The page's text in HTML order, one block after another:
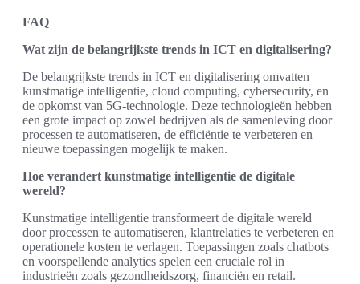
FAQ
Wat zijn de belangrijkste trends in ICT en digitalisering?
De belangrijkste trends in ICT en digitalisering omvatten
kunstmatige intelligentie, cloud computing, cybersecurity, en
de opkomst van 5G-technologie. Deze technologieën hebben
een grote impact op zowel bedrijven als de samenleving door
processen te automatiseren, de efficiëntie te verbeteren en
nieuwe toepassingen mogelijk te maken.
Hoe verandert kunstmatige intelligentie de digitale
wereld?
Kunstmatige intelligentie transformeert de digitale wereld
door processen te automatiseren, klantrelaties te verbeteren en
operationele kosten te verlagen. Toepassingen zoals chatbots
en voorspellende analytics spelen een cruciale rol in
industrieën zoals gezondheidszorg, financiën en retail.